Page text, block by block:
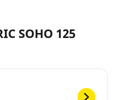
SOHO 125